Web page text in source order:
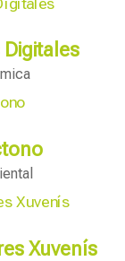
Xuvenís